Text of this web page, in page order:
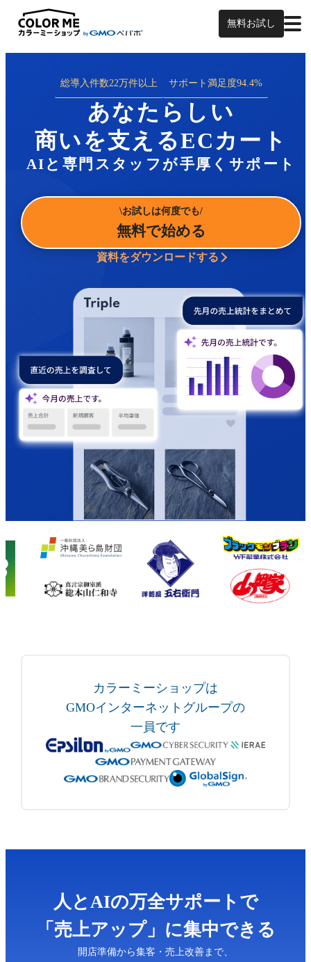
無料お試し
総導入件数22万件以上 サポート満足度94.4%
あなたらしい
商いを支えるECカート
AIと専門スタッフが手厚くサポート
お試しは何度でも
無料で始める
資料をダウンロードする
カラーミーショップは
GMOインターネットグループの
一員です
人とAIの万全サポートで
「売上アップ」に集中できる
開店準備から集客・売上改善まで、